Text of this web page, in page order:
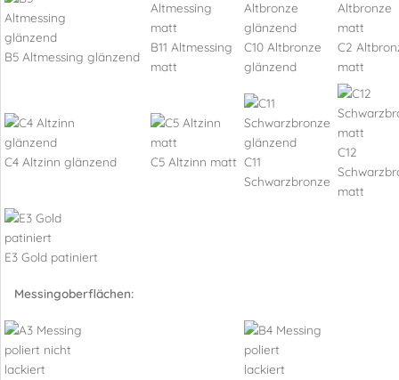
B5 Altmessing glänzend
B11 Altmessing
matt
C10 Altbronze
glänzend
C2
matt
C4 Altzinn glänzend C5 Altzinn matt C11
Schwarzbronze
C12
matt
E3 Gold patiniert
Messingoberflächen: